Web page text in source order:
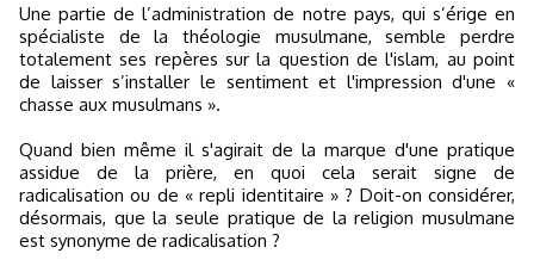
Une partie de l’administration de notre pays, qui s’érige en
spécialiste de la théologie musulmane, semble perdre
totalement ses repères sur la question de l'islam, au point
de laisser s’installer le sentiment et l'impression d'une «
chasse aux musulmans ».
Quand bien même il s'agirait de la marque d'une pratique
assidue de la prière, en quoi cela serait signe de
radicalisation ou de « repli identitaire » ? Doit-on considérer,
désormais, que la seule pratique de la religion musulmane
est synonyme de radicalisation ?